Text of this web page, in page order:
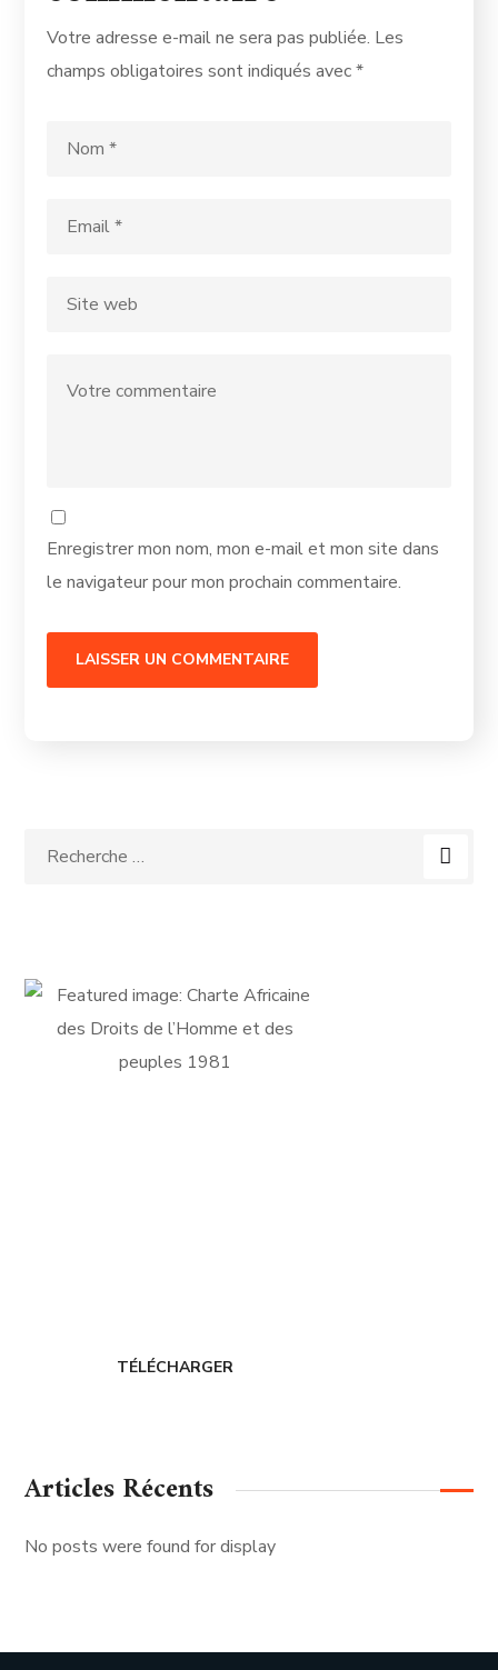
Votre adresse e-mail ne sera pas publiée. Les
champs obligatoires sont indiqués avec*
Enregistrer mon nom, mon e-mail et mon site dans
le navigateur pour mon prochain commentaire.
TÉLÉCHARGER
Articles Récents
No posts were found for display